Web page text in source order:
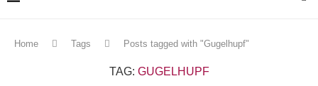
Home Tags Posts tagged with "Gugelhupf"
TAG: GUGELHUPF